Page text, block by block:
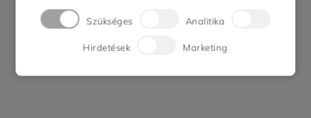
Szükséges Analitika
Hirdetések Marketing